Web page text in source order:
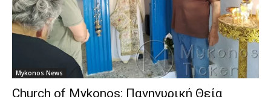
Mykonos News
Church of Mykonos: Πανηγυρική Θεία